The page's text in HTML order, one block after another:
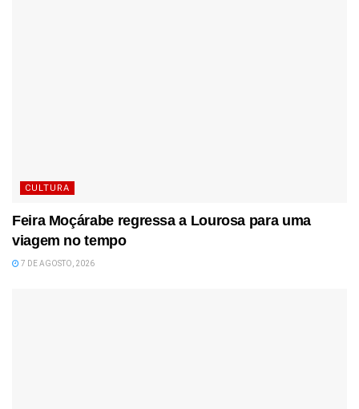
CULTURA
Feira Moçárabe regressa a Lourosa para uma
viagem no tempo
7 DE AGOSTO, 2026